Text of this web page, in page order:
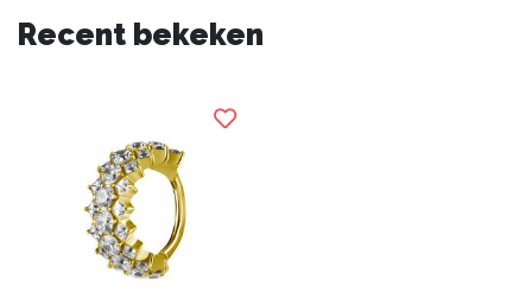
Recent bekeken